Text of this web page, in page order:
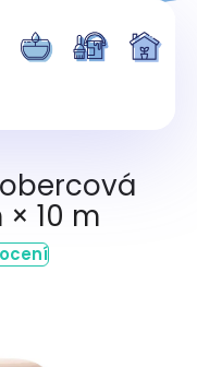
10 m